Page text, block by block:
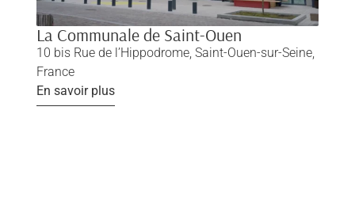
La Communale de Saint-Ouen
10 bis Rue de l’Hippodrome, Saint-Ouen-sur-Seine,
France
En savoir plus